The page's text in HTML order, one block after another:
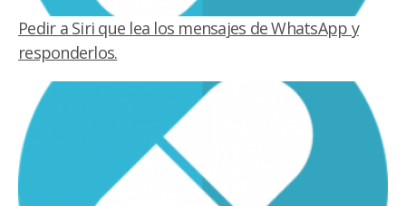
Pedir a Siri que lea los mensajes de WhatsApp y
responderlos.